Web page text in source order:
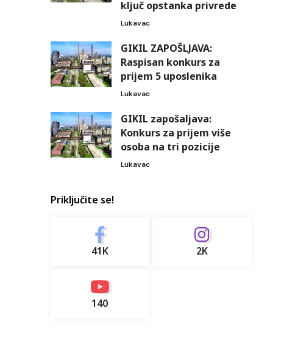
ključ opstanka privrede
Lukavac
GIKIL ZAPOŠLJAVA:
Raspisan konkurs za
prijem 5 uposlenika
Lukavac
GIKIL zapošaljava:
Konkurs za prijem više
osoba na tri pozicije
Lukavac
Priključite se!
41K 2K
140